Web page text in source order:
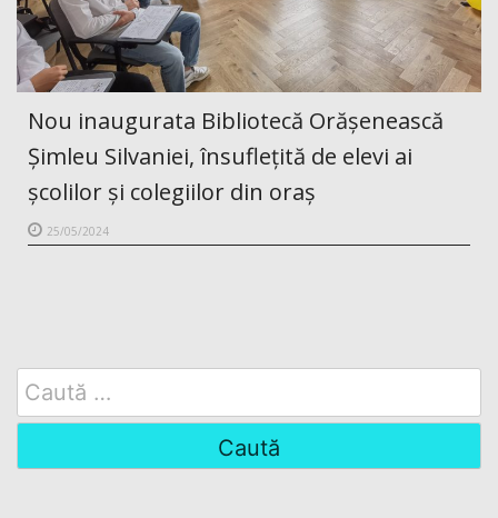
Nou inaugurata Bibliotecă Orășenească
Șimleu Silvaniei, însuflețită de elevi ai
școlilor și colegiilor din oraș
25/05/2024
Search
for: